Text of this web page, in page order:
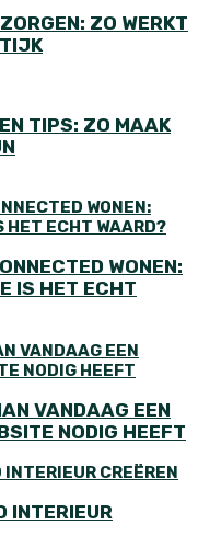
ZO WERKT
TIPS: ZO MAAK
WONEN:
IS HET ECHT
VANDAAG EEN
NODIG HEEFT
INTERIEUR